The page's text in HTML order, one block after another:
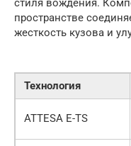
стиля вождения.
пространстве
жесткость кузова и
Технология
ATTESA E-TS